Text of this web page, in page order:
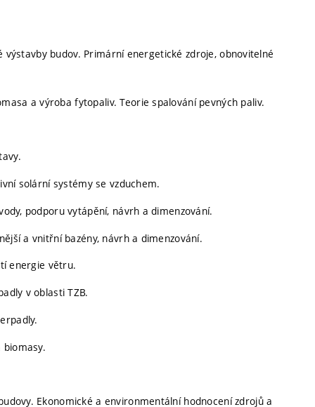
budov. Primární energetické zdroje, obnovitelné
a výroba fytopaliv. Teorie spalování pevných paliv.
solární systémy se vzduchem.
podporu vytápění, návrh a dimenzování.
a vnitřní bazény, návrh a dimenzování.
energie větru.
v oblasti TZB.
biomasy.
Ekonomické a environmentální hodnocení zdrojů a